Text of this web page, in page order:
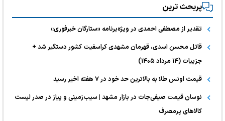
پربحث ترین
تقدیر از مصطفی احمدی در ویژه‌برنامه «ستارگان خبرفوری»
قاتل محسن اسدی، قهرمان مشهدی کراسفیت کشور دستگیر شد +
جزییات (۱۴ مرداد ۱۴۰۵)
قیمت اونس طلا به بالاترین حد خود در ۷ هفته اخیر رسید
نوسان قیمت صیفی‌جات در بازار مشهد | سیب‌زمینی و پیاز در صدر لیست
کالا‌های پرمصرف